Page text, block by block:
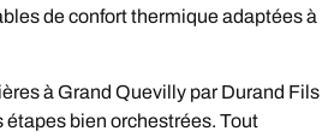
de confort thermique adaptées à
à Grand Quevilly par Durand Fils
étapes bien orchestrées. Tout